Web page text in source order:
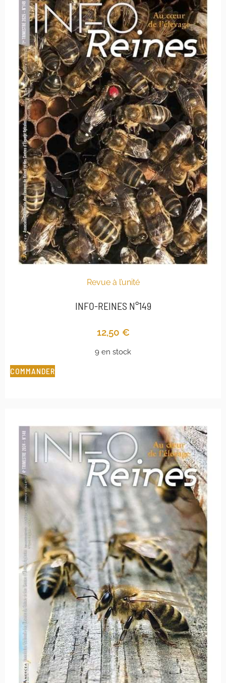
Revue à l’unité
INFO-REINES N°149
12,50 €
9 en stock
COMMANDER